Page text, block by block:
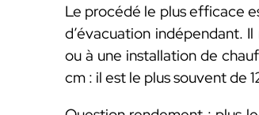
Le procédé le plus efficace
d’évacuation indépendant.
ou à une installation de
cm : il est le plus souvent de